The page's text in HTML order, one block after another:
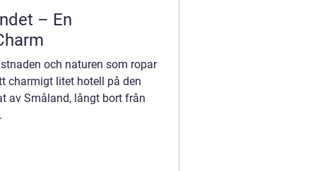
– En
och naturen som ropar
charmigt litet hotell på den
av Småland, långt bort från